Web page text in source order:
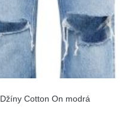
Džíny Cotton On modrá